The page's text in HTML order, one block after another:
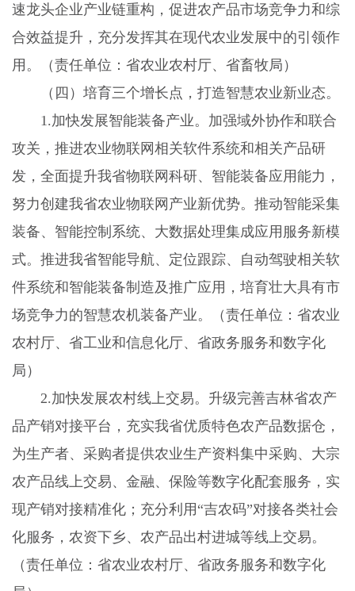
速龙头企业产业链重构，促进农产品市场竞争力和综
合效益提升，充分发挥其在现代农业发展中的引领作
用。（责任单位：省农业农村厅、省畜牧局）
（四）培育三个增长点，打造智慧农业新业态。
1.加快发展智能装备产业。加强域外协作和联合
攻关，推进农业物联网相关软件系统和相关产品研
发，全面提升我省物联网科研、智能装备应用能力，
努力创建我省农业物联网产业新优势。推动智能采集
装备、智能控制系统、大数据处理集成应用服务新模
式。推进我省智能导航、定位跟踪、自动驾驶相关软
件系统和智能装备制造及推广应用，培育壮大具有市
场竞争力的智慧农机装备产业。（责任单位：省农业
农村厅、省工业和信息化厅、省政务服务和数字化
局）
2.加快发展农村线上交易。升级完善吉林省农产
品产销对接平台，充实我省优质特色农产品数据仓，
为生产者、采购者提供农业生产资料集中采购、大宗
农产品线上交易、金融、保险等数字化配套服务，实
现产销对接精准化；充分利用“吉农码”对接各类社会
化服务，农资下乡、农产品出村进城等线上交易。
（责任单位：省农业农村厅、省政务服务和数字化